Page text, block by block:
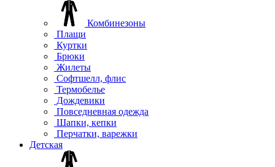
Комбинезоны
Плащи
Куртки
Брюки
Жилеты
Софтшелл, флис
Термобелье
Дождевики
Повседневная одежда
Шапки, кепки
Перчатки, варежки
Детская